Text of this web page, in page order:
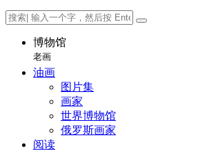
博物馆
老画
油画
图片集
画家
世界博物馆
俄罗斯画家
阅读